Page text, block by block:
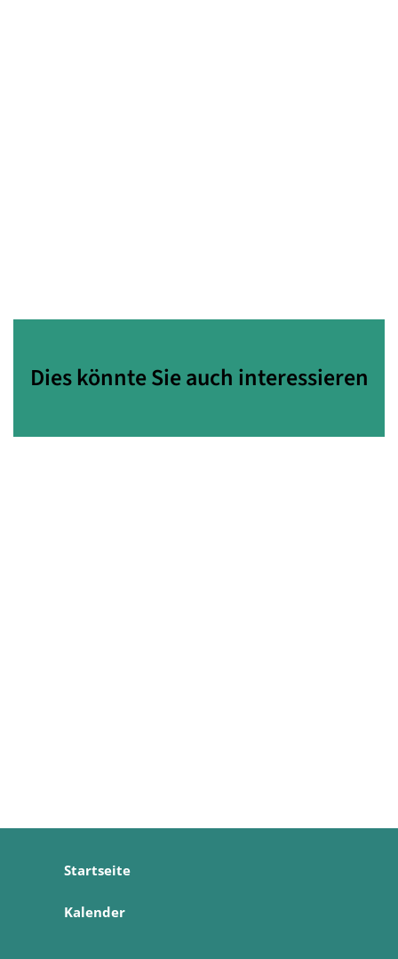
Dies könnte Sie auch interessieren
Startseite
Kalender